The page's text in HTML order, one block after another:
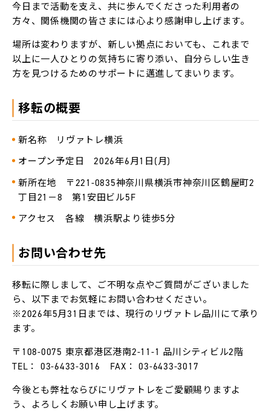
ム
ラ
ラ
双
た
ら
く
チ
ャ
レ
ジ
L-
BASE
知
ら
せ
法
人
の
方
へ
採
用
報
今日まで活動を支え、共に歩んでくださった利用者の
方々、関係機関の皆さまには心より感謝申し上げます。
場所は変わりますが、新しい拠点においても、これまで
以上に一人ひとりの気持ちに寄り添い、自分らしい生き
方を見つけるためのサポートに邁進してまいります。
移転の概要
新名称 リヴァトレ横浜
オープン予定日 2026年6月1日(月)
新所在地 〒221-0835神奈川県横浜市神奈川区鶴屋町2
丁目21－8 第1安田ビル5F
アクセス 各線 横浜駅より徒歩5分
お問い合わせ先
移転に際しまして、ご不明な点やご質問がございました
ら、以下までお気軽にお問い合わせください。
※2026年5月31日までは、現行のリヴァトレ品川にて承り
ます。
〒108-0075 東京都港区港南2-11-1 品川シティビル2階
TEL： 03-6433-3016 FAX： 03-6433-3017
今後とも弊社ならびにリヴァトレをご愛顧賜りますよ
う、よろしくお願い申し上げます。